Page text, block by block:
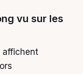
vu sur les
affichent